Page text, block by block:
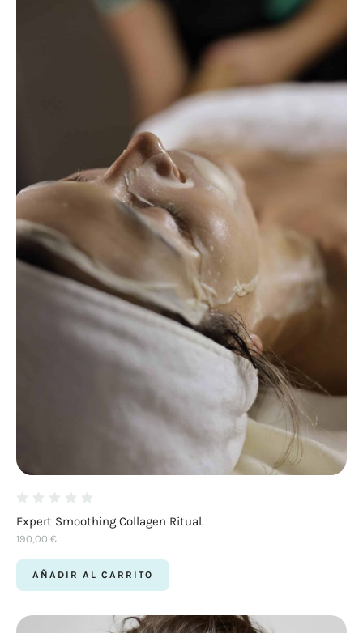
Expert Smoothing Collagen Ritual.
190,00 €
AÑADIR AL CARRITO